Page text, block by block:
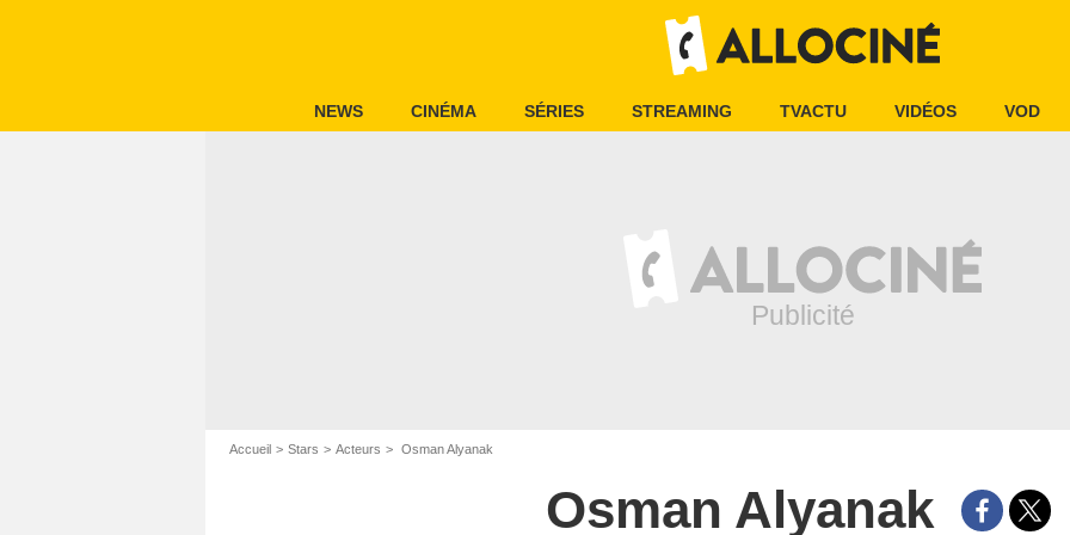
NEWS CINÉMA SÉRIES STREAMING TVACTU VIDÉOS VOD
Accueil Stars Acteurs Osman Alyanak
Osman Alyanak